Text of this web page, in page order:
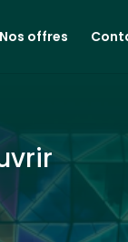
Nos offres